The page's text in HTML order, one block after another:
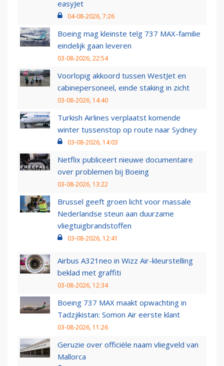
easyJet
04-08-2026, 7:26
Boeing mag kleinste telg 737 MAX-familie
eindelijk gaan leveren
03-08-2026, 22:54
Voorlopig akkoord tussen WestJet en
cabinepersoneel, einde staking in zicht
03-08-2026, 14:40
Turkish Airlines verplaatst komende
winter tussenstop op route naar Sydney
03-08-2026, 14:03
Netflix publiceert nieuwe documentaire
over problemen bij Boeing
03-08-2026, 13:22
Brussel geeft groen licht voor massale
Nederlandse steun aan duurzame
vliegtuigbrandstoffen
03-08-2026, 12:41
Airbus A321neo in Wizz Air-kleurstelling
beklad met graffiti
03-08-2026, 12:34
Boeing 737 MAX maakt opwachting in
Tadzjikistan: Somon Air eerste klant
03-08-2026, 11:26
Geruzie over officiële naam vliegveld van
Mallorca